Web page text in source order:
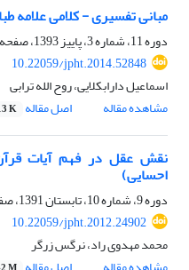
مبانی تفسیری - کلامی علامه
دوره 11، شماره 3، پاییز 1393، صفحه
10.22059/jpht.2014.52848
اسماعیل دارابکلایی، روح الله ترابی
مشاهده مقاله
اصل مقاله K
نقش عقل در فهم آیات
احسایی)
دوره 9، شماره 10، تابستان 1391، صفحه
10.22059/jpht.2012.24902
محمد مهدوی راد، نرگس زرگر